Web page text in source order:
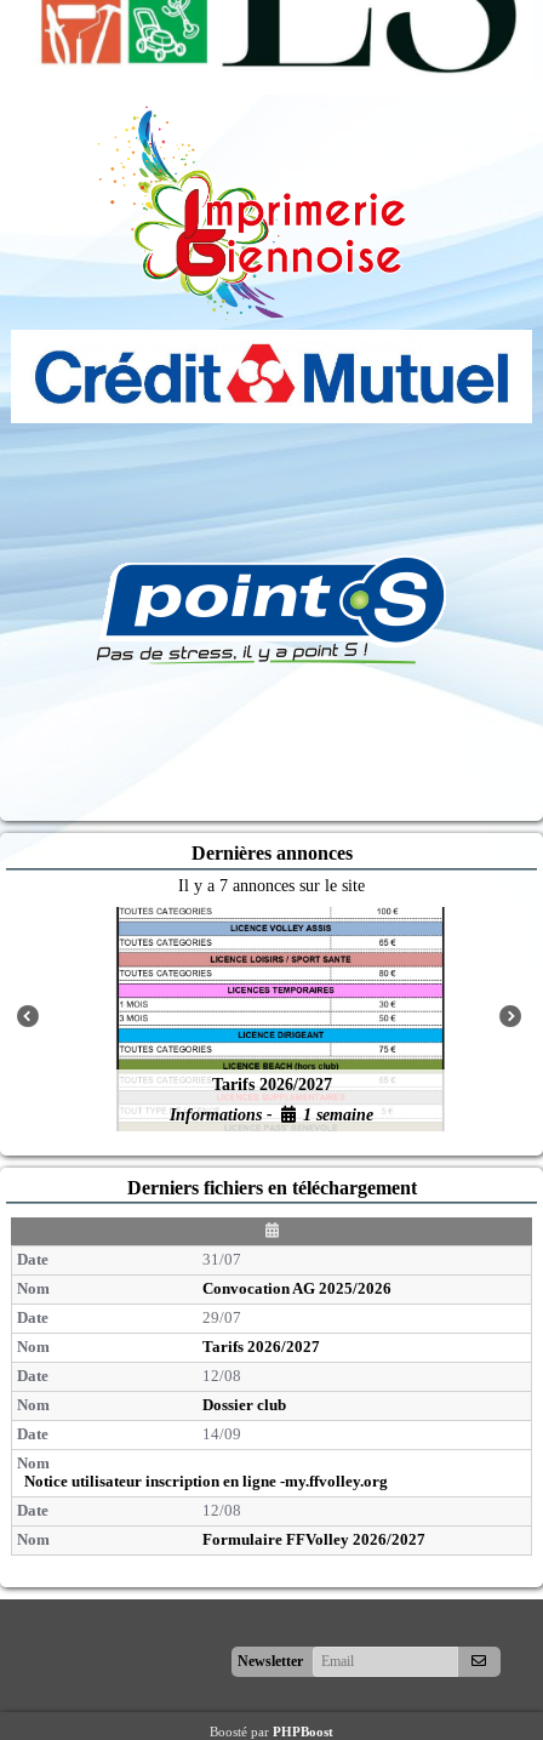
Dernières annonces
Il y a 7 annonces sur le site
Tarifs 2026/2027
Informations -
1 semaine
Derniers fichiers en téléchargement
D
a
e
31/07
Convocation AG 2025/2026
29/07
Tarifs 2026/2027
12/08
Dossier club
14/09
Notice utilisateur inscription en ligne -my.ffvolley.org
12/08
Formulaire FFVolley 2026/2027
Newsletter
Boosté par PHPBoost